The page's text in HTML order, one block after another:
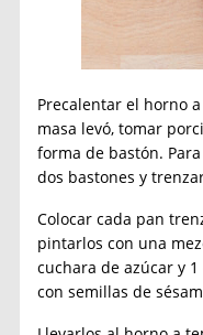
Precalentar el horno
masa levó, tomar
forma de bastón.
dos bastones y
Colocar cada pan
pintarlos con una
cuchara de azúcar y
con semillas de